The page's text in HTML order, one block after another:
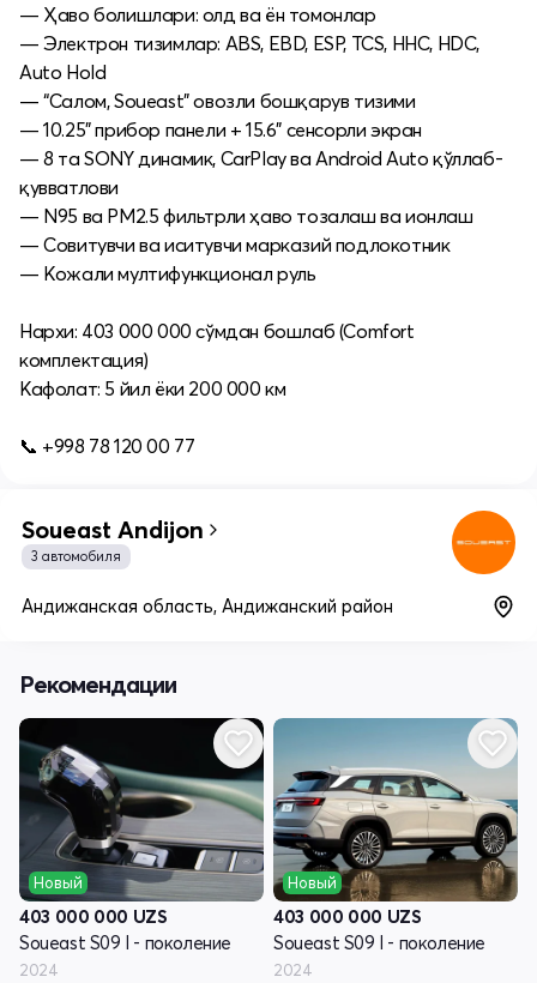
— Ҳаво болишлари: олд ва ён томонлар
— Электрон тизимлар: ABS, EBD, ESP, TCS, HHC, HDC,
Auto Hold
— “Салом, Soueast” овозли бошқарув тизими
— 10.25” прибор панели + 15.6” сенсорли экран
— 8 та SONY динамик, CarPlay ва Android Auto қўллаб-
қувватлови
— N95 ва PM2.5 фильтрли ҳаво тозалаш ва ионлаш
— Совитувчи ва иситувчи марказий подлокотник
— Кожали мултифункционал руль
Нархи: 403 000 000 сўмдан бошлаб (Comfort
комплектация)
Кафолат: 5 йил ёки 200 000 км
📞 +998 78 120 00 77
Soueast Andijon
3 автомобиля
Андижанская область, Андижанский район
Рекомендации
Новый
403 000 000 UZS
Soueast S09 I - поколение
2024
Новый
403 000 000 UZS
Soueast S09 I - поколение
2024